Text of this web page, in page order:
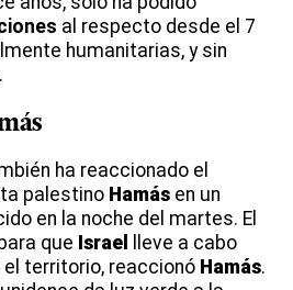
al respecto desde el 7
humanitarias, y sin
ha reaccionado el
palestino Hamás en un
en la noche del martes. El
que Israel
lleve a cabo
territorio, reaccionó Hamás.